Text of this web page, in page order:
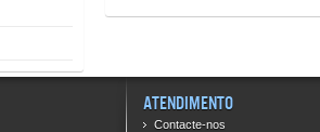
Atendimento
Contacte-nos